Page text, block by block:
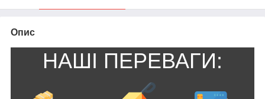
Опис
НАШІ ПЕРЕВАГИ: